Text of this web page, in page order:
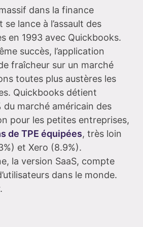
dans la finance
lance à l’assault des
en 1993 avec Quickbooks.
succès, l’application
fraîcheur sur un marché
toutes plus austères les
Quickbooks détient
du marché américain des
pour les petites entreprises,
de TPE équipées, très loin
et Xero (8.9%).
la version SaaS, compte
dans le monde.